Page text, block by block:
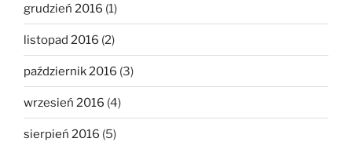
grudzień 2016 (1)
listopad 2016 (2)
październik 2016 (3)
wrzesień 2016 (4)
sierpień 2016 (5)